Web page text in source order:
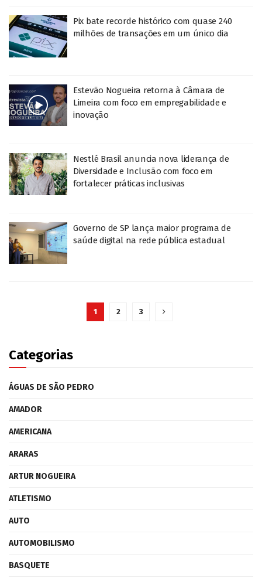
Pix bate recorde histórico com quase 240
milhões de transações em um único dia
Estevão Nogueira retorna à Câmara de
Limeira com foco em empregabilidade e
inovação
Nestlé Brasil anuncia nova liderança de
Diversidade e Inclusão com foco em
fortalecer práticas inclusivas
Governo de SP lança maior programa de
saúde digital na rede pública estadual
1 2 3
Categorias
ÁGUAS DE SÃO PEDRO
AMADOR
AMERICANA
ARARAS
ARTUR NOGUEIRA
ATLETISMO
AUTO
AUTOMOBILISMO
BASQUETE